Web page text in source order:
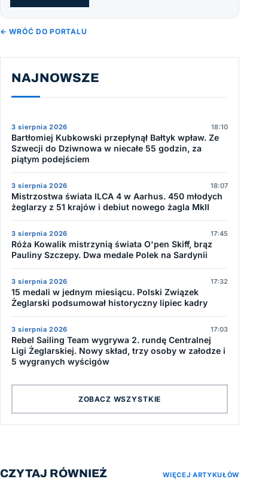
← WRÓĆ DO PORTALU
NAJNOWSZE
3 sierpnia 2026 18:10
Bartłomiej Kubkowski przepłynął Bałtyk wpław. Ze
Szwecji do Dziwnowa w niecałe 55 godzin, za
piątym podejściem
3 sierpnia 2026 18:07
Mistrzostwa świata ILCA 4 w Aarhus. 450 młodych
żeglarzy z 51 krajów i debiut nowego żagla MkII
3 sierpnia 2026 17:45
Róża Kowalik mistrzynią świata O'pen Skiff, brąz
Pauliny Szczepy. Dwa medale Polek na Sardynii
3 sierpnia 2026 17:32
15 medali w jednym miesiącu. Polski Związek
Żeglarski podsumował historyczny lipiec kadry
3 sierpnia 2026 17:03
Rebel Sailing Team wygrywa 2. rundę Centralnej
Ligi Żeglarskiej. Nowy skład, trzy osoby w załodze i
5 wygranych wyścigów
ZOBACZ WSZYSTKIE
CZYTAJ RÓWNIEŻ WIĘCEJ ARTYKUŁÓW